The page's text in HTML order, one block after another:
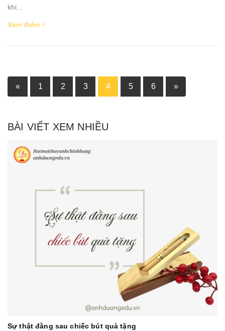
khi...
Xem thêm
« 1 2 3 4 5 6 »
BÀI VIẾT XEM NHIỀU
Sự thật đằng sau chiếc bút quà tặng